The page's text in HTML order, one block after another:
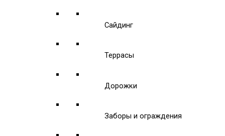
Сайдинг
Террасы
Дорожки
Заборы и ограждения